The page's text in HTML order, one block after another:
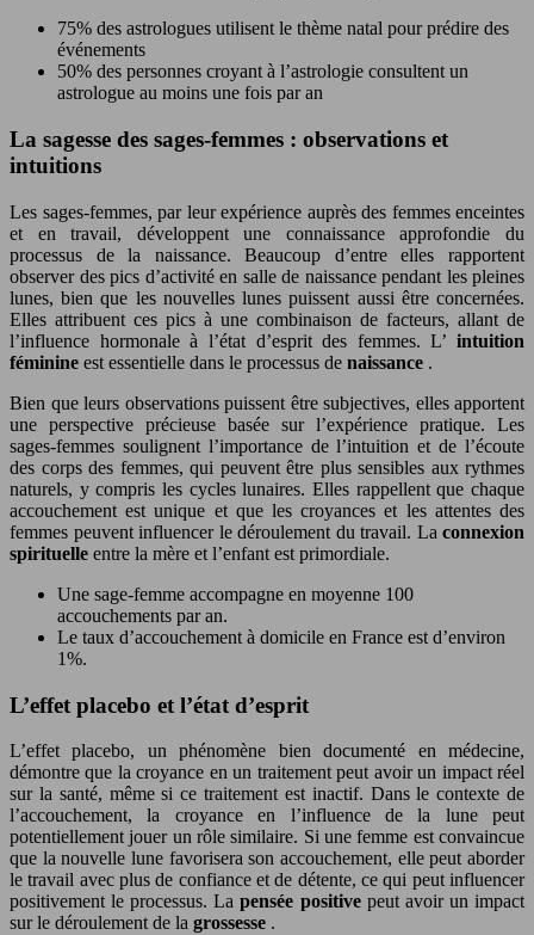
75% des astrologues utilisent le thème natal pour prédire des
événements
50% des personnes croyant à l’astrologie consultent un
astrologue au moins une fois par an
La sagesse des sages-femmes : observations et
intuitions
Les sages-femmes, par leur expérience auprès des femmes enceintes
et en travail, développent une connaissance approfondie du
processus de la naissance. Beaucoup d’entre elles rapportent
observer des pics d’activité en salle de naissance pendant les pleines
lunes, bien que les nouvelles lunes puissent aussi être concernées.
Elles attribuent ces pics à une combinaison de facteurs, allant de
l’influence hormonale à l’état d’esprit des femmes. L’ intuition
féminine est essentielle dans le processus de naissance .
Bien que leurs observations puissent être subjectives, elles apportent
une perspective précieuse basée sur l’expérience pratique. Les
sages-femmes soulignent l’importance de l’intuition et de l’écoute
des corps des femmes, qui peuvent être plus sensibles aux rythmes
naturels, y compris les cycles lunaires. Elles rappellent que chaque
accouchement est unique et que les croyances et les attentes des
femmes peuvent influencer le déroulement du travail. La connexion
spirituelle entre la mère et l’enfant est primordiale.
Une sage-femme accompagne en moyenne 100
accouchements par an.
Le taux d’accouchement à domicile en France est d’environ
1%.
L’effet placebo et l’état d’esprit
L’effet placebo, un phénomène bien documenté en médecine,
démontre que la croyance en un traitement peut avoir un impact réel
sur la santé, même si ce traitement est inactif. Dans le contexte de
l’accouchement, la croyance en l’influence de la lune peut
potentiellement jouer un rôle similaire. Si une femme est convaincue
que la nouvelle lune favorisera son accouchement, elle peut aborder
le travail avec plus de confiance et de détente, ce qui peut influencer
positivement le processus. Lapensée positive peut avoir un impact
sur le déroulement de la grossesse .